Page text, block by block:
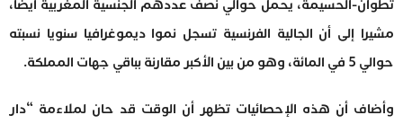
تطوان-الحسيمة، يحمل حوالي نصف عددهم الجنسية المغربية أيضا،
مشيرا إلى أن الجالية الفرنسية تسجل نموا ديموغرافيا سنويا نسبته
حوالي 5 في المائة، وهو من بين الأكبر مقارنة بباقي جهات المملكة.
وأضاف أن هذه الإحصائيات تظهر أن الوقت قد حان لملاءمة “دار